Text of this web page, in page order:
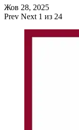
Жов 28, 2025
Prev Next 1 из 24